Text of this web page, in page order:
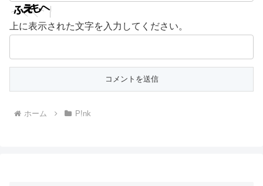
上に表示された文字を入力してください。
ホーム P!nk